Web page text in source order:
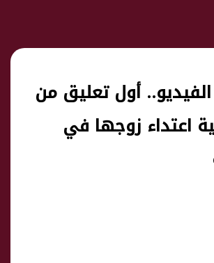
أول تعليق من
اعتداء زوجها في